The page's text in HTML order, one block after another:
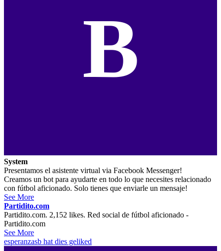
B
System
Presentamos el asistente virtual via Facebook Messenger!
Creamos un bot para ayudarte en todo lo que necesites relacionado
con fútbol aficionado. Solo tienes que enviarle un mensaje!
See More
Partidito.com
Partidito.com. 2,152 likes. Red social de fútbol aficionado -
Partidito.com
See More
esperanzasb hat dies geliked